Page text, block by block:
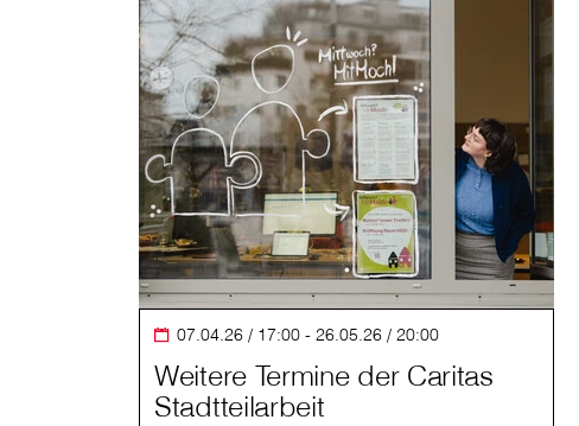
07.04.26 / 17:00 - 26.05.26 / 20:00
Weitere Termine der Caritas
Stadtteilarbeit